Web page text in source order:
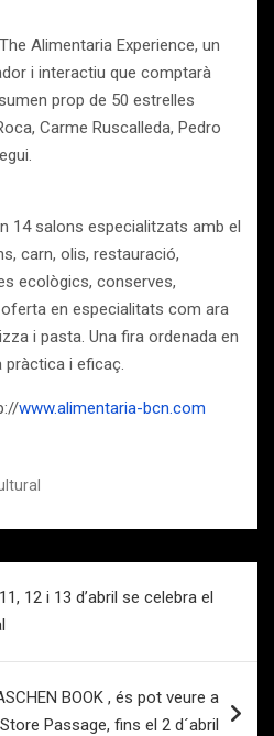
Alimentaria Experience, un
i interactiu que comptarà
prop de 50 estrelles
Carme Ruscalleda, Pedro
14 salons especialitzats amb el
carn, olis, restauració,
ecològics, conserves,
en especialitats com ara
i pasta. Una fira ordenada en
pràctica i eficaç.
www.alimentaria-bcn.com
12 i 13 d’abril se celebra el
BOOK , és pot veure a
Passage, fins el 2 d´abril